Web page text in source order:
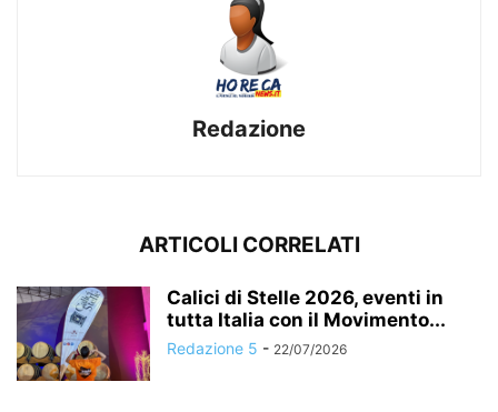
Redazione
ARTICOLI CORRELATI
Calici di Stelle 2026, eventi in
tutta Italia con il Movimento...
Redazione 5 - 22/07/2026